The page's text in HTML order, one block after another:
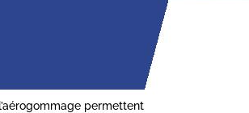
permettent